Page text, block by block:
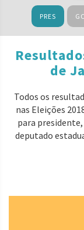
PRES
de
Todos os
nas Eleições
para
deputado